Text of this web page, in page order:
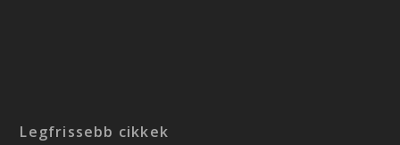
Legfrissebb cikkek